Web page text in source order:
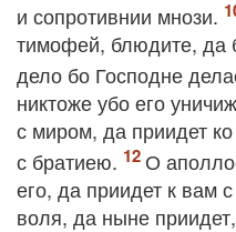
и сопротивнии мнози.
тимофей, блюдите, да
дело бо Господне
никтоже убо его
с миром, да приидет
с братиею.
О
его, да приидет к вам
воля, да ныне